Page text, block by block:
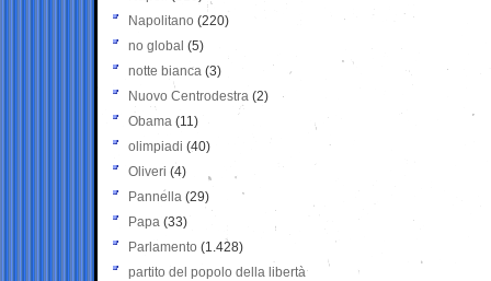
Napolitano (220)
no global (5)
notte bianca (3)
Nuovo Centrodestra (2)
Obama (11)
olimpiadi (40)
Oliveri (4)
Pannella (29)
Papa (33)
Parlamento (1.428)
partito del popolo della libertà